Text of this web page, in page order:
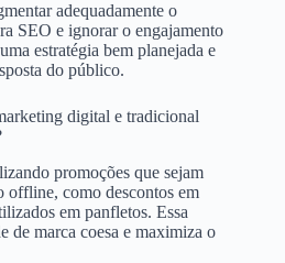
adequadamente o
SEO e ignorar o engajamento
estratégia bem planejada e
do público.
digital e tradicional
promoções que sejam
offline, como descontos em
em panfletos. Essa
de marca coesa e maximiza o